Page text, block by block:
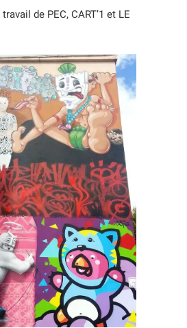
de PEC, CART’1 et LE